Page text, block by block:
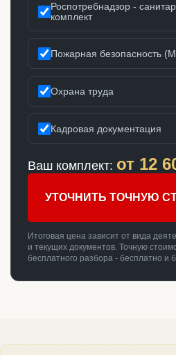
Роспотребнадзор -
комплект
Пожарная безопасность
Охрана труда
Кадровая документация
Ваш комплект: от 12
УТОЧНИТЬ ТОЧНУЮ
Итоговая цена зависит от вида
и текущих документов. Точную
бесплатного разбора - бесплатно и